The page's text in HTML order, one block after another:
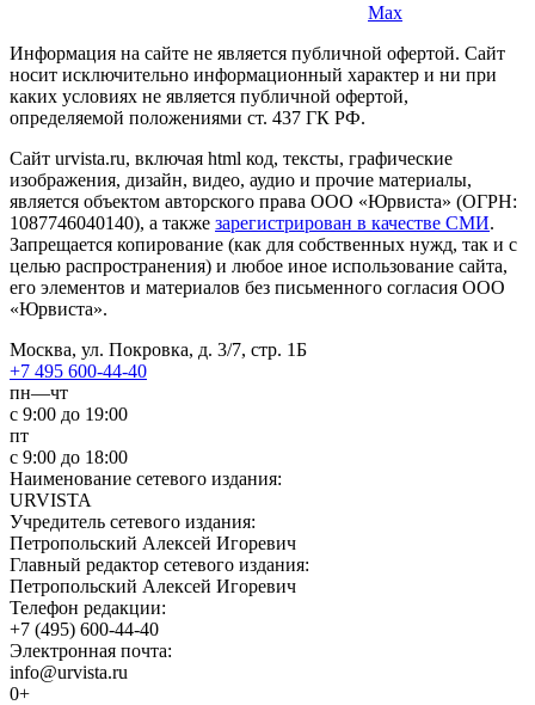
Max
Информация на сайте не является публичной офертой. Cайт
носит исключительно информационный характер и ни при
каких условиях не является публичной офертой,
определяемой положениями ст. 437 ГК РФ.
Сайт urvista.ru, включая html код, тексты, графические
изображения, дизайн, видео­, аудио­ и прочие материалы,
является объектом авторского права ООО «Юрвиста» (ОГРН:
1087746040140), а также зарегистрирован в качестве СМИ.
Запрещается копирование (как для собственных нужд, так и с
целью распространения) и любое иное использование сайта,
его элементов и материалов без письменного согласия ООО
«Юрвиста».
Москва, ул. Покровка, д. 3/7, стр. 1Б
+7 495 600-44-40
пн—чт
с 9:00 до 19:00
пт
с 9:00 до 18:00
Наименование сетевого издания:
URVISTA
Учредитель сетевого издания:
Петропольский Алексей Игоревич
Главный редактор сетевого издания:
Петропольский Алексей Игоревич
Телефон редакции:
+7 (495) 600-44-40
Электронная почта:
info@urvista.ru
0+